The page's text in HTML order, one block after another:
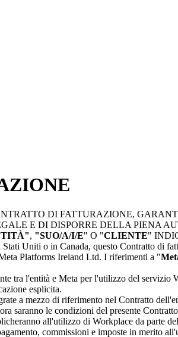
DI FATTURAZIONE,
E DI DISPORRE DELLA PIENA
, "SUO/A/I/E" O "CLIENTE"
Uniti o in Canada, questo Contratto di
Platforms Ireland Ltd. I riferimenti a "
tra l'entità e Meta per l'utilizzo del servizio
esplicita.
a mezzo di riferimento nel Contratto
saranno le condizioni del presente
all'utilizzo di Workplace da parte
commissioni e imposte in merito